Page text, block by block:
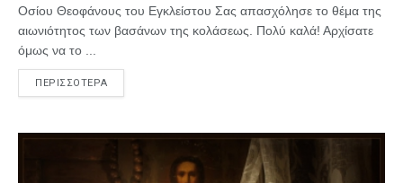
Οσίου Θεοφάνους του Εγκλείστου Σας απασχόλησε το θέμα της
αιωνιότητος των βασάνων της κολάσεως. Πολύ καλά! Αρχίσατε
όμως να το ...
ΠΕΡΙΣΣΟΤΕΡΑ